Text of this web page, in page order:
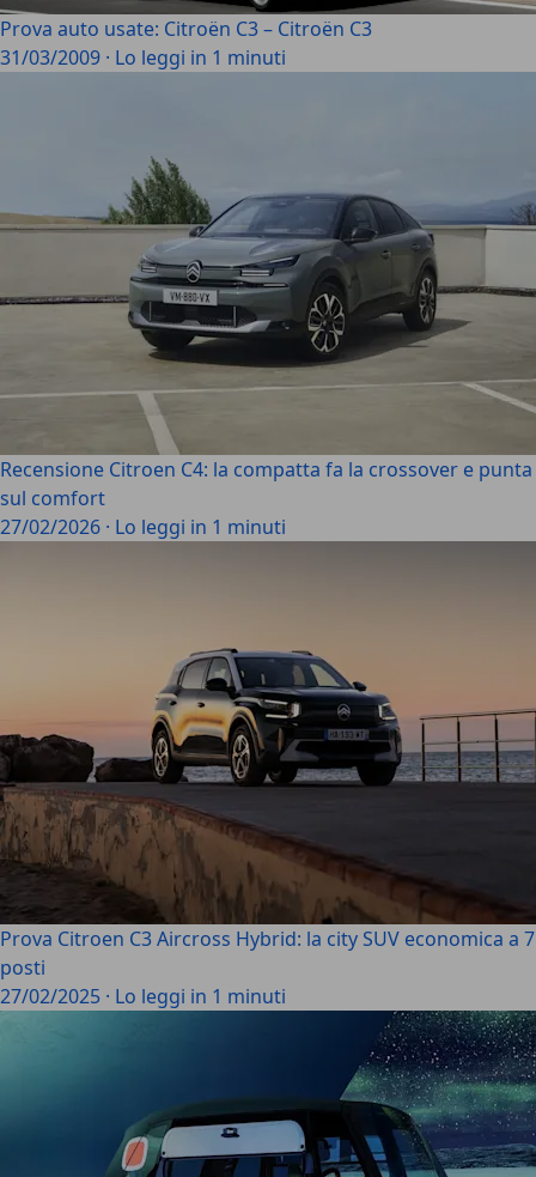
Prova auto usate: Citroën C3 – Citroën C3
31/03/2009 · Lo leggi in 1 minuti
Recensione Citroen C4: la compatta fa la crossover e punta
sul comfort
27/02/2026 · Lo leggi in 1 minuti
Prova Citroen C3 Aircross Hybrid: la city SUV economica a 7
posti
27/02/2025 · Lo leggi in 1 minuti